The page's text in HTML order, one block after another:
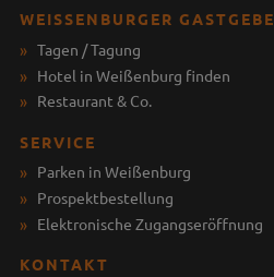
WEISSENBURGER GASTGEBER
Tagen / Tagung
Hotel in Weißenburg finden
Restaurant & Co.
SERVICE
Parken in Weißenburg
Prospektbestellung
Elektronische Zugangseröffnung
KONTAKT